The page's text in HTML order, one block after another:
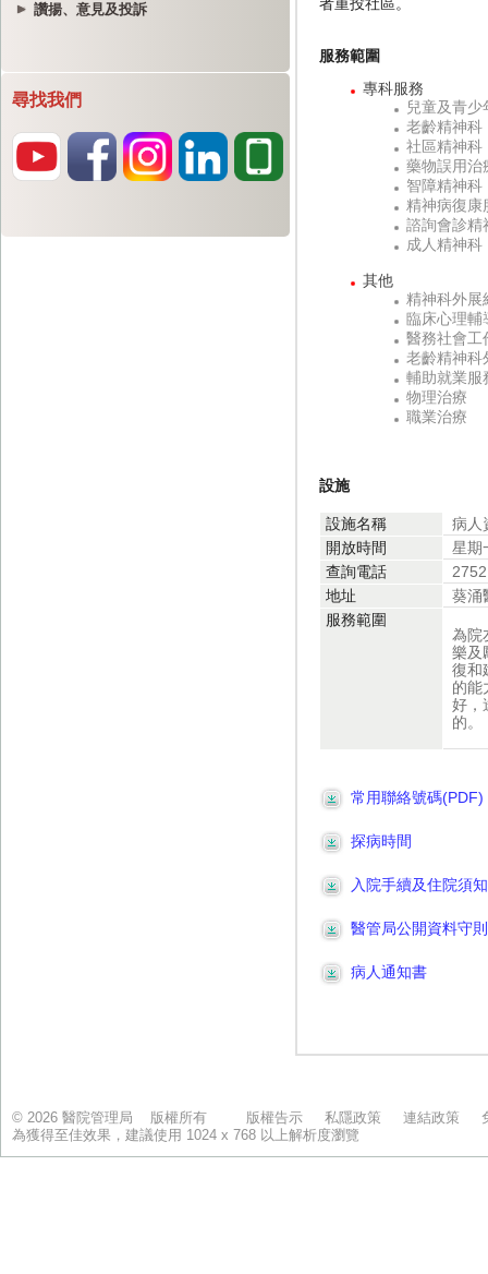
讚揚、意見及投訴
尋找我們
© 2026 醫院管理局 版權所有 版權告示 私隱政策 連結政策
為獲得至佳效果，建議使用 1024 x 768 以上解析度瀏覽